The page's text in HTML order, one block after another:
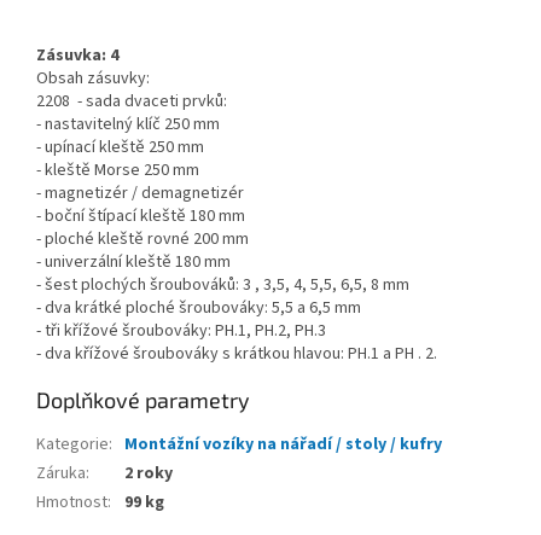
Zásuvka: 4
Obsah zásuvky:
2208 - sada dvaceti prvků:
- nastavitelný klíč 250 mm
- upínací kleště 250 mm
- kleště Morse 250 mm
- magnetizér / demagnetizér
- boční štípací kleště 180 mm
- ploché kleště rovné 200 mm
- univerzální kleště 180 mm
- šest plochých šroubováků: 3 , 3,5, 4, 5,5, 6,5, 8 mm
- dva krátké ploché šroubováky: 5,5 a 6,5 ​​mm
- tři křížové šroubováky: PH.1, PH.2, PH.3
- dva křížové šroubováky s krátkou hlavou: PH.1 a PH . 2.
Doplňkové parametry
Kategorie: Montážní vozíky na nářadí / stoly / kufry
Záruka:
2 roky
Hmotnost: 99 kg